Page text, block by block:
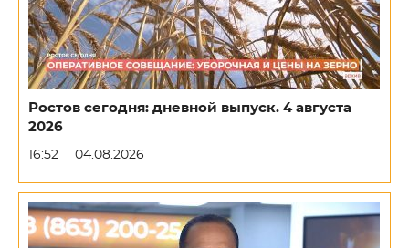
Ростов сегодня: дневной выпуск. 4 августа
2026
16:52 04.08.2026